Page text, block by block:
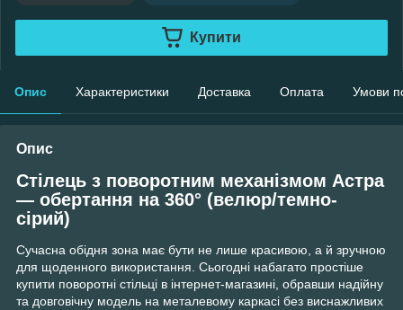
Купити
Опис Характеристики Доставка Оплата Умови
Опис
Стілець з поворотним механізмом Астра
— обертання на 360° (велюр/темно-
сірий)
Сучасна обідня зона має бути не лише красивою, а й зручною
для щоденного використання. Сьогодні набагато простіше
купити поворотні стільці в інтернет-магазині, обравши надійну
та довговічну модель на металевому каркасі без виснажливих